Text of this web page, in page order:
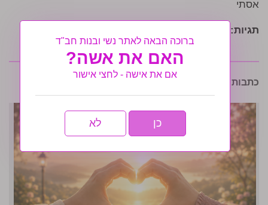
אסתי
תגיות:
כתבות נוספות שיעניינו אותך:
ברוכה הבאה לאתר נשי ובנות חב"ד
האם את אשה?
אם את אישה - לחצי אישור
כן לא